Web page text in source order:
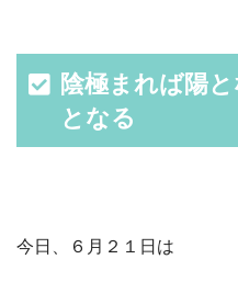
陰極まれば陽
となる
今日、６月２１日は